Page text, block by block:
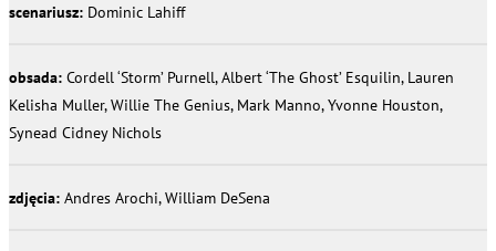
scenariusz: Dominic Lahiff
obsada: Cordell ‘Storm’ Purnell, Albert ‘The Ghost’ Esquilin, Lauren
Kelisha Muller, Willie The Genius, Mark Manno, Yvonne Houston,
Synead Cidney Nichols
zdjęcia: Andres Arochi, William DeSena